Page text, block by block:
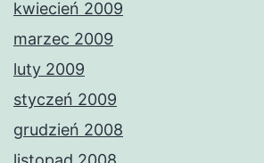
kwiecień 2009
marzec 2009
luty 2009
styczeń 2009
grudzień 2008